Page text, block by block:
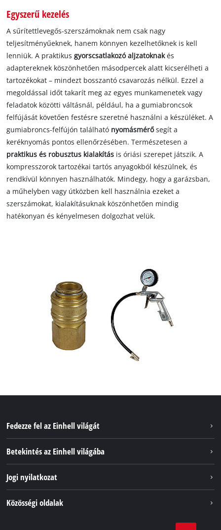
Egyszerű kezelés
A sűrítettlevegős-szerszámoknak nem csak nagy
teljesítményűeknek, hanem könnyen kezelhetőknek is kell
lenniük. A praktikus gyorscsatlakozó aljzatoknakés
adaptereknek köszönhetően másodpercek alatt kicserélheti a
tartozékokat – mindezt bosszantó csavarozás nélkül. Ezzel a
megoldással időt takarít meg az egyes munkamenetek vagy
feladatok közötti váltásnál, például, ha a gumiabroncsok
felfújását követően festésre szeretné használni a készüléket. A
gumiabroncs-felfújón található nyomásmérősegít a
keréknyomás pontos ellenőrzésében. Természetesen a
praktikus és robusztus kialakítás is óriási szerepet játszik. A
kompresszorok tartozékai tartós anyagokból készülnek, és
rendkívül könnyen használhatók. Mindegy, hogy a garázsban,
a műhelyben vagy útközben kell használnia ezeket a
szerszámokat, kialakításuknak köszönhetően mindig
hatékonyan és kényelmesen dolgozhat velük.
Fedezze fel az Einhell világát
Betekintés az Einhell világába
Az Einhell világszerte
Jogi nyilatkozat
Közösségi oldalak